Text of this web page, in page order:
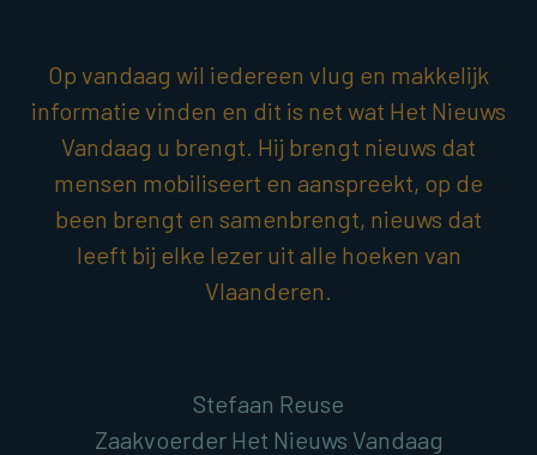
Op vandaag wil iedereen vlug en makkelijk
informatie vinden en dit is net wat Het Nieuws
Vandaag u brengt. Hij brengt nieuws dat
mensen mobiliseert en aanspreekt, op de
been brengt en samenbrengt, nieuws dat
leeft bij elke lezer uit alle hoeken van
Vlaanderen.
Stefaan Reuse
Zaakvoerder Het Nieuws Vandaag